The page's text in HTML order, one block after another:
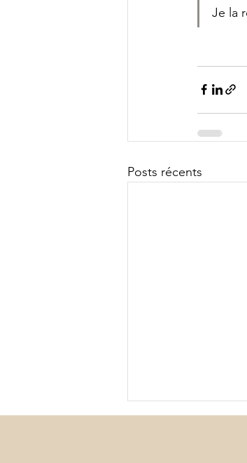
Je la
Posts récents